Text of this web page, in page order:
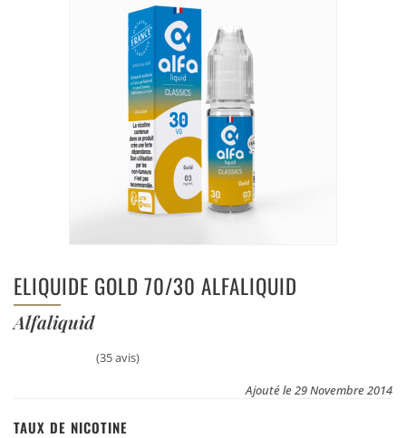
ELIQUIDE GOLD 70/30 ALFALIQUID
Alfaliquid
(35 avis)
Ajouté le 29 Novembre 2014
TAUX DE NICOTINE